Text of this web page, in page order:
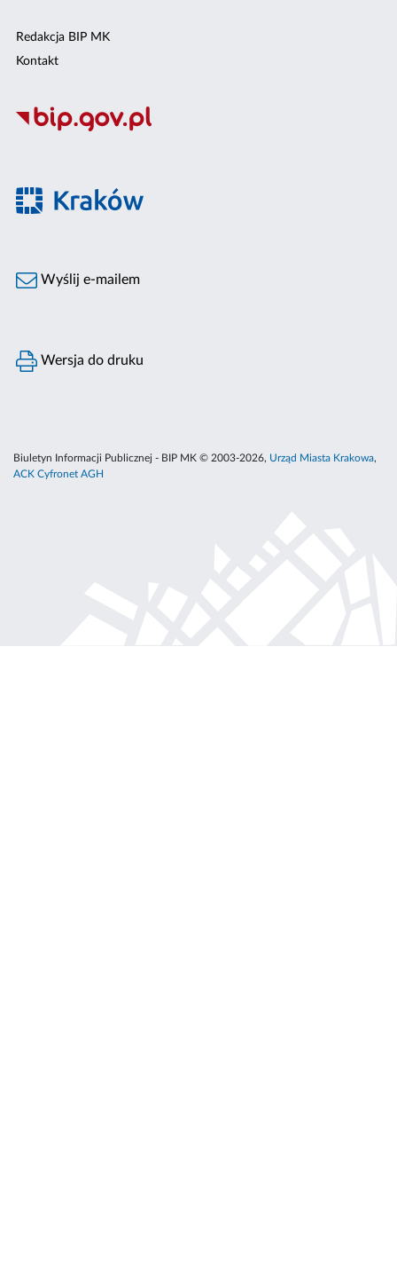
Redakcja BIP MK
Kontakt
Wyślij e-mailem
Wersja do druku
Biuletyn Informacji Publicznej - BIP MK © 2003-2026, Urząd Miasta Krakowa,
ACK Cyfronet AGH